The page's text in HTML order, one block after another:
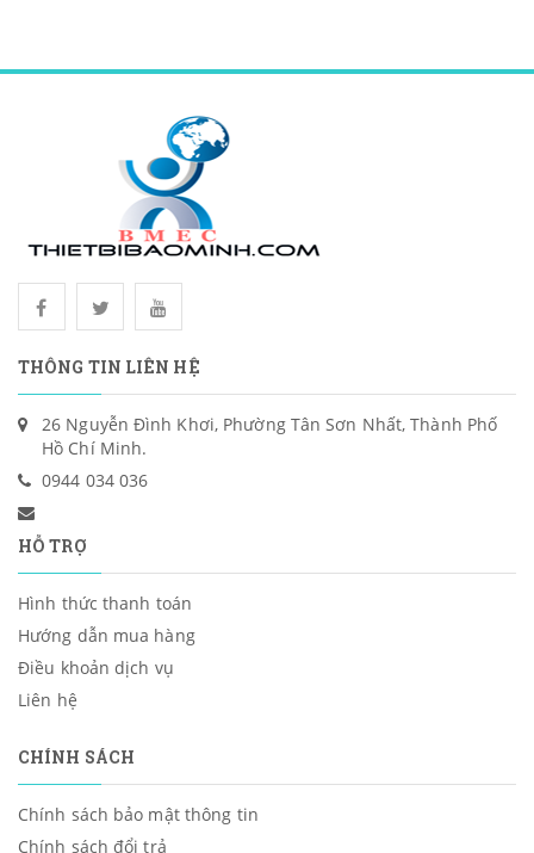
THÔNG TIN LIÊN HỆ
26 Nguyễn Đình Khơi, Phường Tân Sơn Nhất, Thành Phố
Hồ Chí Minh.
0944 034 036
HỖ TRỢ
Hình thức thanh toán
Hướng dẫn mua hàng
Điều khoản dịch vụ
Liên hệ
CHÍNH SÁCH
Chính sách bảo mật thông tin
Chính sách đổi trả